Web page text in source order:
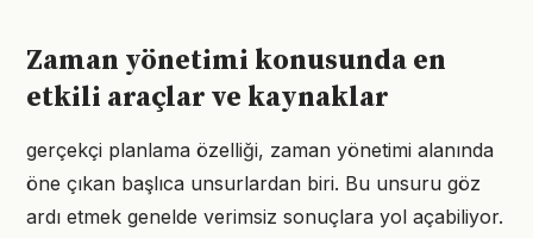
Zaman yönetimi konusunda en
etkili araçlar ve kaynaklar
gerçekçi planlama özelliği, zaman yönetimi alanında
öne çıkan başlıca unsurlardan biri. Bu unsuru göz
ardı etmek genelde verimsiz sonuçlara yol açabiliyor.